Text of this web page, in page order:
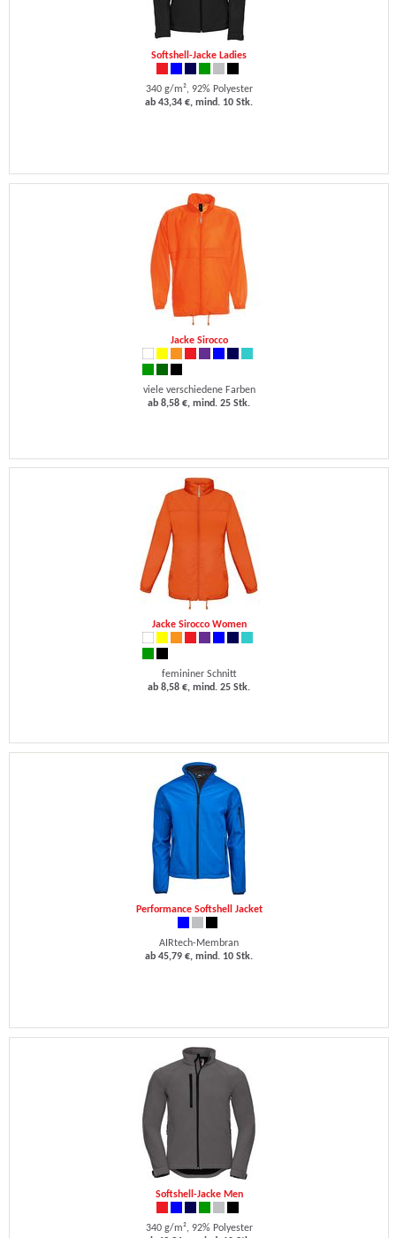
Softshell-Jacke Ladies
340 g/m², 92% Polyester
ab 43,34 €, mind. 10 Stk.
Jacke Sirocco
viele verschiedene Farben
ab 8,58 €, mind. 25 Stk.
Jacke Sirocco Women
femininer Schnitt
ab 8,58 €, mind. 25 Stk.
Performance Softshell Jacket
AIRtech-Membran
ab 45,79 €, mind. 10 Stk.
Softshell-Jacke Men
340 g/m², 92% Polyester